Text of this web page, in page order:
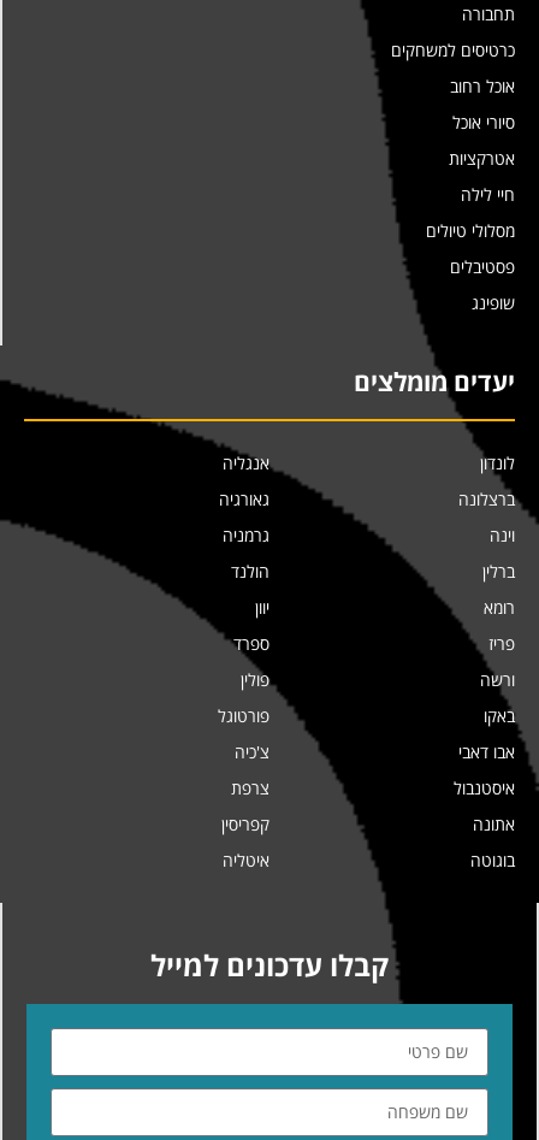
תחבורה
כרטיסים למשחקים
אוכל רחוב
סיורי אוכל
אטרקציות
חיי לילה
מסלולי טיולים
פסטיבלים
שופינג
יעדים מומלצים
לונדון
ברצלונה
וינה
ברלין
רומא
פריז
ורשה
באקו
אבו דאבי
איסטנבול
אתונה
בוגוטה
אנגליה
גאורגיה
גרמניה
הולנד
יוון
ספרד
פולין
פורטוגל
צ'כיה
צרפת
קפריסין
איטליה
קבלו עדכונים למייל